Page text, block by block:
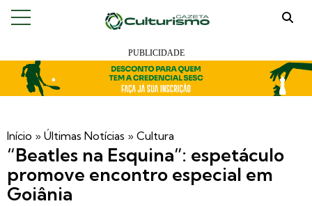
Início » Últimas Notícias » Cultura
“Beatles na Esquina”: espetáculo
promove encontro especial em
Goiânia